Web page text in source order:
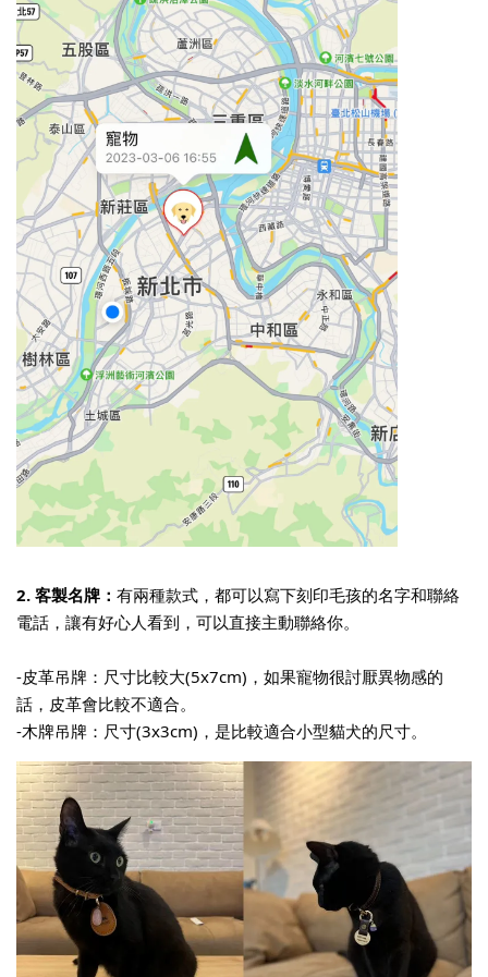
2. 客製名牌： 有兩種款式，都可以寫下刻印毛孩的名字和聯絡
電話，讓有好心人看到，可以直接主動聯絡你。
-皮革吊牌：尺寸比較大(5x7cm)，如果寵物很討厭異物感的
話，皮革會比較不適合。
-木牌吊牌：尺寸(3x3cm)，是比較適合小型貓犬的尺寸。